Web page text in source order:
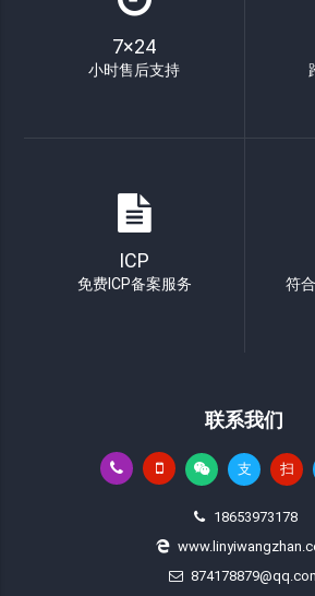
7×24
小时售后支持
ICP
免费ICP备案服务 符
联系我们
支 扫
18653973178